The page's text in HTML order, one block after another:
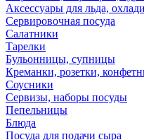
Аксессуары для льда,
Сервировочная посуда
Салатники
Тарелки
Бульонницы, супницы
Креманки, розетки,
Соусники
Сервизы, наборы посуды
Пепельницы
Блюда
Посуда для подачи сыра